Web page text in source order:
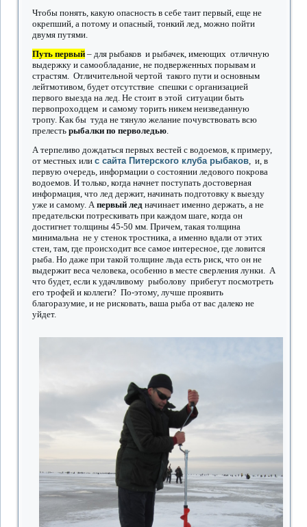
Чтобы понять, какую опасность в себе таит первый, еще не
окрепший, а потому и опасный, тонкий лед, можно пойти
двумя путями.
Путь первый – для рыбаков и рыбачек, имеющих отличную
выдержку и самообладание, не подверженных порывам и
страстям. Отличительной чертой такого пути и основным
лейтмотивом, будет отсутствие спешки с организацией
первого выезда на лед. Не стоит в этой ситуации быть
первопроходцем и самому торить никем неизведанную
тропу. Как бы туда не тянуло желание почувствовать всю
прелестьрыбалки по перволедью.
А терпеливо дождаться первых вестей с водоемов, к примеру,
от местных илис сайта Питерского клуба рыбаков, и, в
первую очередь, информации о состоянии ледового покрова
водоемов. И только, когда начнет поступать достоверная
информация, что лед держит, начинать подготовку к выезду
уже и самому. Апервый лед начинает именно держать, а не
предательски потрескивать при каждом шаге, когда он
достигнет толщины 45-50 мм. Причем, такая толщина
минимальна не у стенок тростника, а именно вдали от этих
стен, там, где происходит все самое интересное, где ловится
рыба. Но даже при такой толщине льда есть риск, что он не
выдержит веса человека, особенно в месте сверления лунки. А
что будет, если к удачливому рыболову прибегут посмотреть
его трофей и коллеги? По-этому, лучше проявить
благоразумие, и не рисковать, ваша рыба от вас далеко не
уйдет.